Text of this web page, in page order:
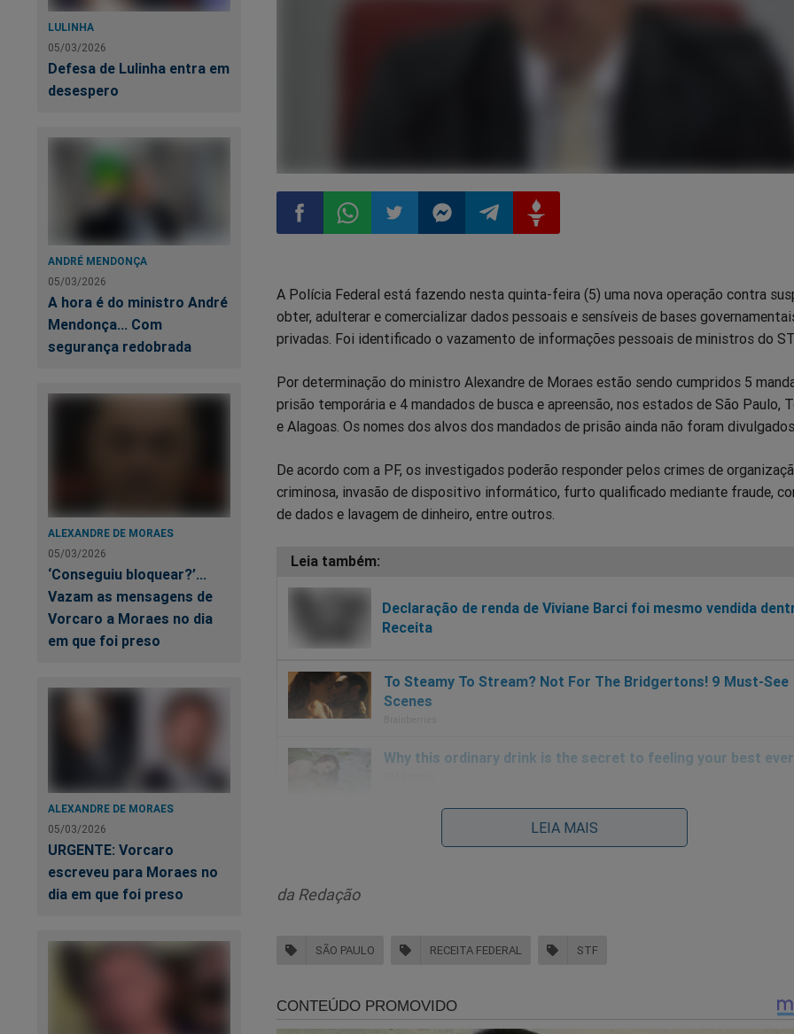
LULINHA
05/03/2026
Defesa de Lulinha entra em
desespero
ANDRÉ MENDONÇA
05/03/2026
A hora é do ministro André
Mendonça... Com
segurança redobrada
ALEXANDRE DE MORAES
05/03/2026
‘Conseguiu bloquear?’...
Vazam as mensagens de
Vorcaro a Moraes no dia
em que foi preso
ALEXANDRE DE MORAES
05/03/2026
URGENTE: Vorcaro
escreveu para Moraes no
dia em que foi preso
no
Facebook
no
Whatsapp
no
Twitter
no
Messenger
no
Telegram
no
Gettr
A Polícia Federal está fazendo nesta quinta-feira (5) uma nova operação contra
obter, adulterar e comercializar dados pessoais e sensíveis de bases
privadas. Foi identificado o vazamento de informações pessoais de ministros do
Por determinação do ministro Alexandre de Moraes estão sendo cumpridos 5
prisão temporária e 4 mandados de busca e apreensão, nos estados de São Paulo,
e Alagoas. Os nomes dos alvos dos mandados de prisão ainda não foram
De acordo com a PF, os investigados poderão responder pelos crimes de
criminosa, invasão de dispositivo informático, furto qualificado mediante fraude,
de dados e lavagem de dinheiro, entre outros.
Declaração de renda de Viviane Barci foi mesmo vendida
Receita
LEIA MAIS
da Redação
SÃO PAULO RECEITA FEDERAL STF